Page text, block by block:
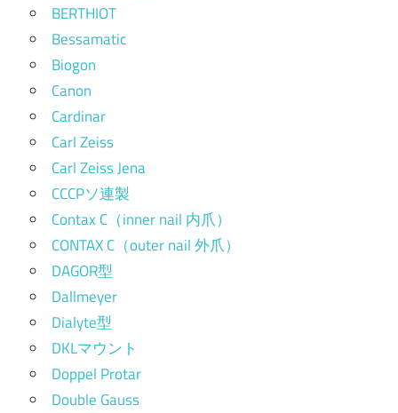
BERTHIOT
Bessamatic
Biogon
Canon
Cardinar
Carl Zeiss
Carl Zeiss Jena
CCCPソ連製
Contax C（inner nail 内爪）
CONTAX C（outer nail 外爪）
DAGOR型
Dallmeyer
Dialyte型
DKLマウント
Doppel Protar
Double Gauss